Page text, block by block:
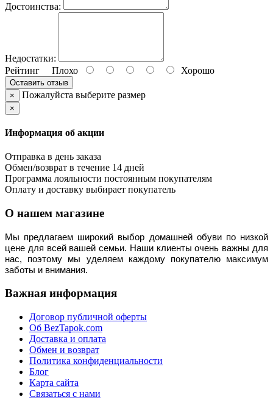
Достоинства:
Недостатки:
Рейтинг Плохо Хорошо
Оставить отзыв
×
Пожалуйста выберите размер
×
Информация об акции
Отправка в день заказа
Обмен/возврат в течение 14 дней
Программа лояльности постоянным покупателям
Оплату и доставку выбирает покупатель
О нашем магазине
Мы предлагаем широкий выбор домашней обуви по низкой
цене для всей вашей семьи. Наши клиенты очень важны для
нас, поэтому мы уделяем каждому покупателю максимум
заботы и внимания.
Важная информация
Договор публичной оферты
Об BezTapok.com
Доставка и оплата
Обмен и возврат
Политика конфиденциальности
Блог
Карта сайта
Связаться с нами